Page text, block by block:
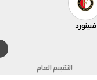
فيينورد
التقييم العام